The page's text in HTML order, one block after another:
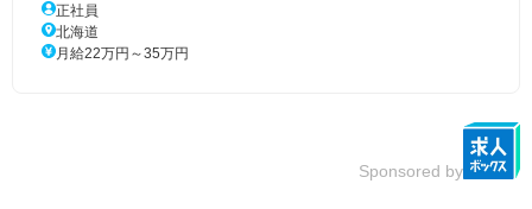
正社員
北海道
月給22万円～35万円
Sponsored by